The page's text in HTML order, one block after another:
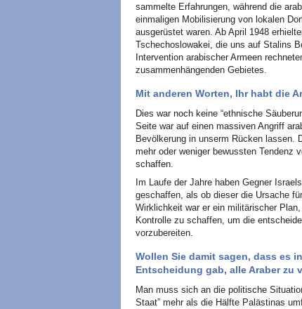
sammelte Erfahrungen, während die
einmaligen Mobilisierung von lokalen
ausgerüstet waren. Ab April 1948
Tschechoslowakei, die uns auf Stalins
Intervention arabischer Armeen
zusammenhängenden Gebietes.
Mit anderen Worten, Ihr habt die
Dies war noch keine “ethnische
Seite war auf einen massiven Angriff
Bevölkerung in unserm Rücken lassen.
mehr oder weniger bewussten Tendenz
schaffen.
Im Laufe der Jahre haben Gegner
geschaffen, als ob dieser die Ursache
Wirklichkeit war er ein militärischer
Kontrolle zu schaffen, um die
vorzubereiten.
Wollen Sie damit sagen, dass es
Entscheidung gab, alle Araber zu
Man muss sich an die politische
Staat” mehr als die Hälfte Palästinas